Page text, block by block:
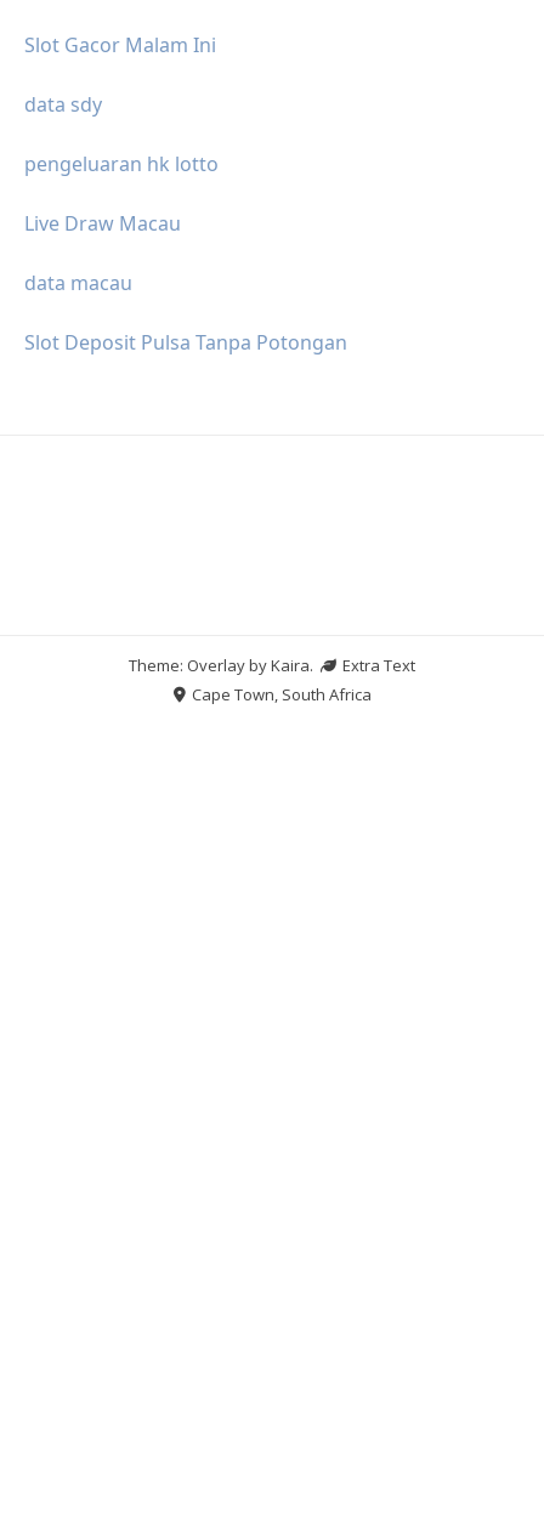
Slot Gacor Malam Ini
data sdy
pengeluaran hk lotto
Live Draw Macau
data macau
Slot Deposit Pulsa Tanpa Potongan
Theme: Overlay byKaira.
Extra Text
Cape Town, South Africa